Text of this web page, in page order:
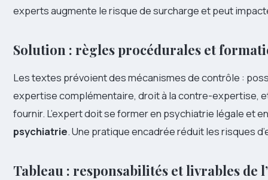
experts augmente le risque de surcharge et peut
Solution : règles procédurales et
Les textes prévoient des mécanismes de contrôle :
expertise complémentaire, droit à la contre-expertise,
fournir. L’expert doit se former en psychiatrie légale et
psychiatrie. Une pratique encadrée réduit les risques
Tableau : responsabilités et livrables de